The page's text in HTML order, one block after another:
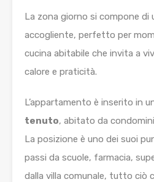
La zona giorno si compone di
accogliente, perfetto per
cucina abitabile che invita a
calore e praticità.
L’appartamento è inserito in
tenuto, abitato da
La posizione è uno dei suoi
passi da scuole, farmacia,
dalla villa comunale, tutto ciò